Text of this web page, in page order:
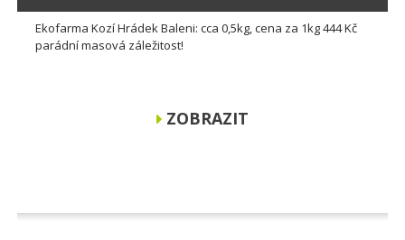
Ekofarma Kozí Hrádek Baleni: cca 0,5kg, cena za 1kg 444 Kč
parádní masová záležitost!
ZOBRAZIT